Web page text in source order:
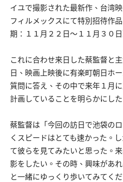
イユで撮影された最新作、台湾
フィルメックスにて特別招待作
期：１１月２２日～１１月３０日
これに合わせ来日した蔡監督と
日、映画上映後に有楽町朝日ホ
質問に答え、その中で来年１月
計画していることを明らかにした
蔡監督は「今回の訪日で池袋の
くスピードはとても速かった。
て彼らを見てみたいと思った。
影をしたい。その時、興味があ
と一緒にゆっくり歩いてみてく